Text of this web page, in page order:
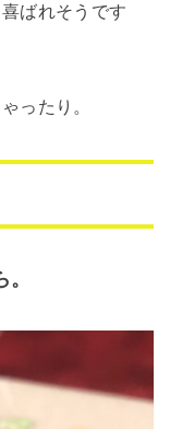
ばれそうです
ったり。